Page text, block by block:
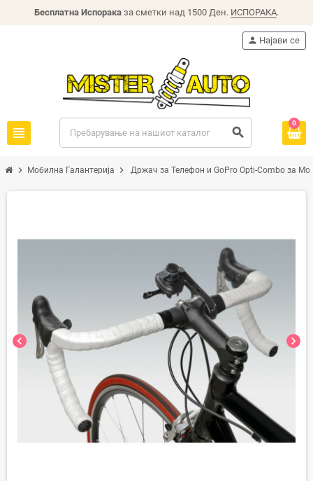
Бесплатна Испорака за сметки над 1500 Ден. ИСПОРАКА.
view_headline search
person Најави се
0
chevron_right Мобилна Галантерија chevron_right Држач за Телефон и GoPro Opti-Combo за
chevron_left chevron_right